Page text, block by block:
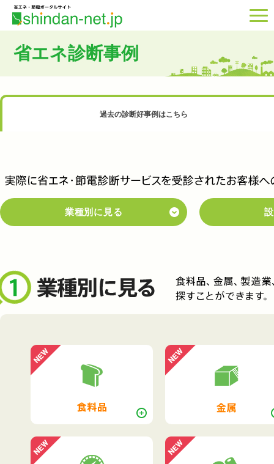
省エネ診断事例
過去の診断好事例はこちら
業種別に見る